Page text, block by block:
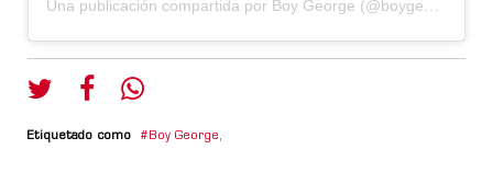
Etiquetado como Boy George,